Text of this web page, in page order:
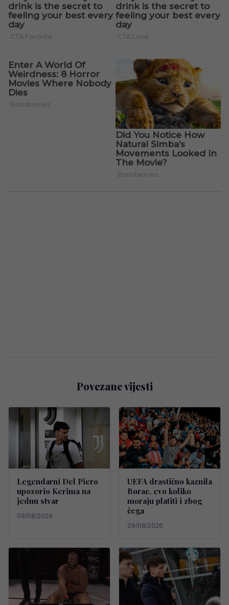
Povezane vijesti
Legendarni Del Piero
upozorio Kerima na
jednu stvar
09/08/2026
UEFA drastično kaznila
Borac, evo koliko
moraju platiti i zbog
čega
09/08/2026